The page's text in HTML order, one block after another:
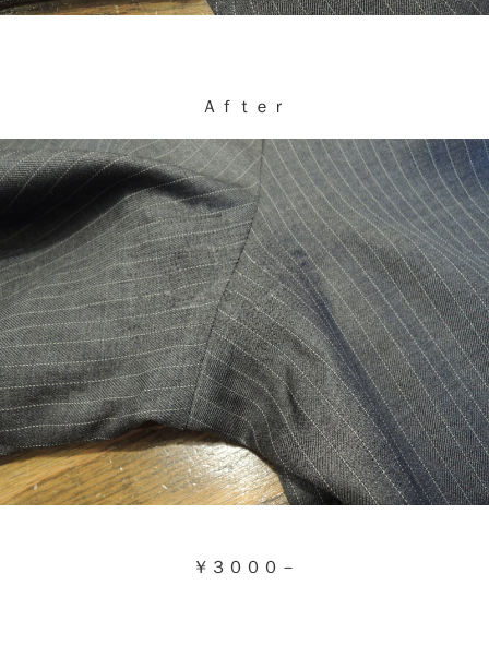
Ａｆｔｅｒ
￥３０００－